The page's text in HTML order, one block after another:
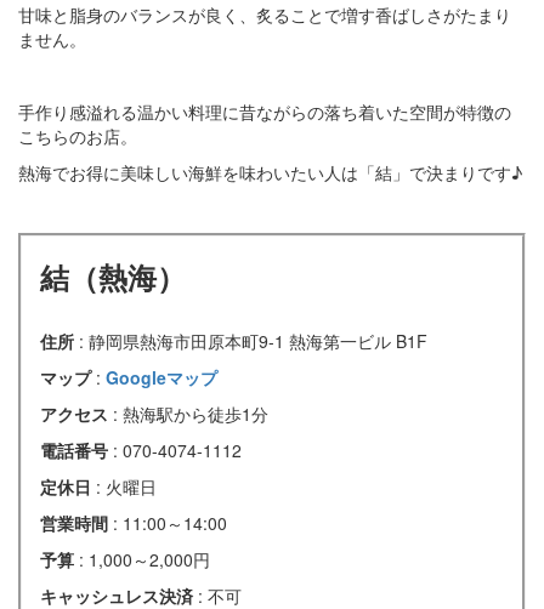
甘味と脂身のバランスが良く、炙ることで増す香ばしさがたまり
ません。
手作り感溢れる温かい料理に昔ながらの落ち着いた空間が特徴の
こちらのお店。
熱海でお得に美味しい海鮮を味わいたい人は「結」で決まりです♪
結（熱海）
住所 : 静岡県熱海市田原本町9-1 熱海第一ビル B1F
マップ : Googleマップ
アクセス : 熱海駅から徒歩1分
電話番号 : 070-4074-1112
定休日 : 火曜日
営業時間 : 11:00～14:00
予算 : 1,000～2,000円
キャッシュレス決済 : 不可